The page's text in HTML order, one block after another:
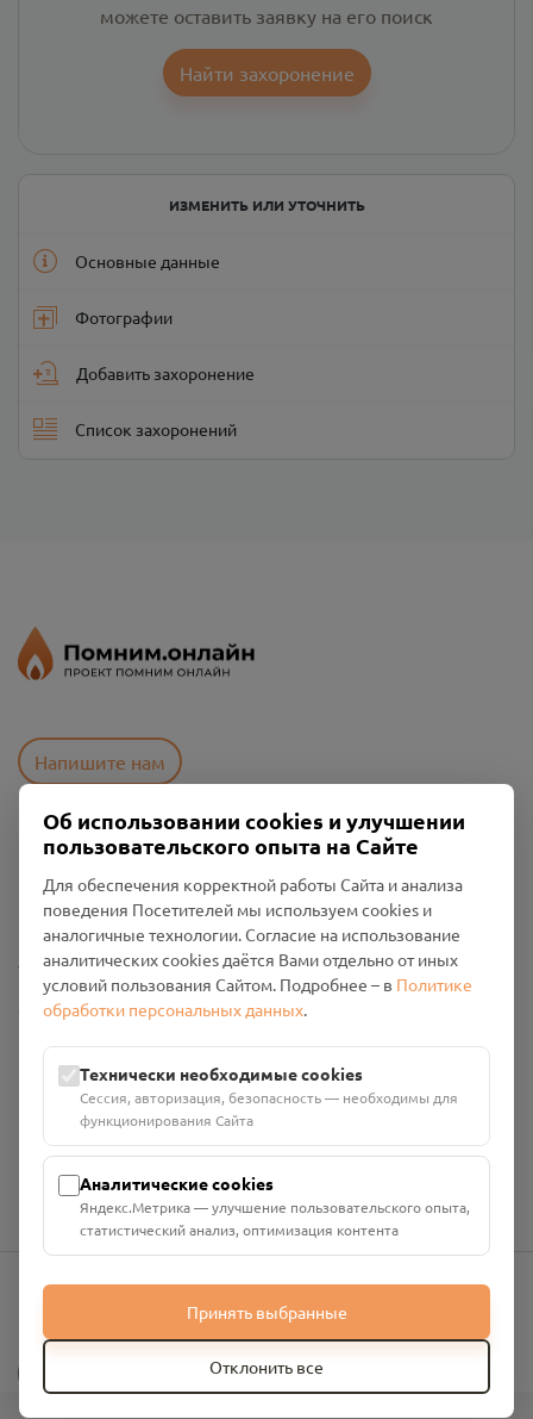
можете оставить заявку на его поиск
Найти захоронение
ИЗМЕНИТЬ ИЛИ УТОЧНИТЬ
Основные данные
Фотографии
Добавить захоронение
Список захоронений
Напишите нам
Пользовательское соглашение
Политика конфиденциальности
Промо-материалы
Настройки cookies
Общество с ограниченной ответственностью «Смоленский
ИНН: 6700029207 ОГРН: 1256700001986
Юридический адрес: 216790, Смоленская область, р-н
Руднянский, г. Рудня, улица Западная, д. 26А, пом. 18
Номер счёта: 40702810901130004287 в АО "АЛЬФА-БАНК"
Кор. счёт: 30101810200000000593
info@pomnim.online
Об использовании cookies и улучшении
пользовательского опыта на Сайте
Для обеспечения корректной работы Сайта и анализа
поведения Посетителей мы используем cookies и
аналогичные технологии. Согласие на использование
аналитических cookies даётся Вами отдельно от иных
условий пользования Сайтом. Подробнее – в Политике
обработки персональных данных.
Технически необходимые cookies
Сессия, авторизация, безопасность — необходимы для
функционирования Сайта
Аналитические cookies
Яндекс.Метрика — улучшение пользовательского опыта,
статистический анализ, оптимизация контента
Принять выбранные
Отклонить все